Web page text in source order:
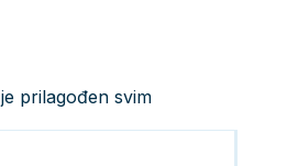
je prilagođen svim